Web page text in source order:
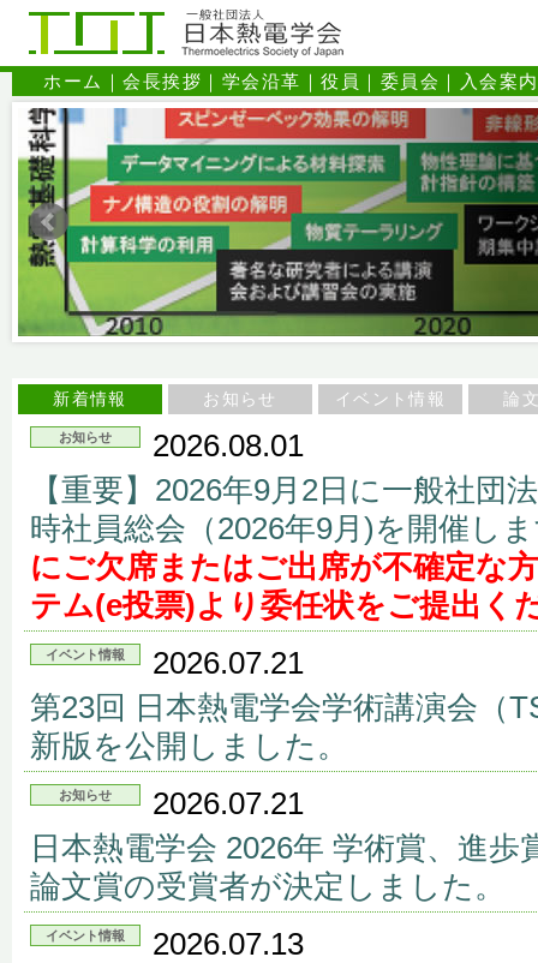
ホーム ｜会長挨拶 ｜ 学会沿革 ｜役員 ｜ 委員会 ｜ 入会案内
新着情報 お知らせ イベント情報 論
お知らせ
2026.08.01
【重要】2026年9月2日に一般社団
時社員総会（2026年9月)を開催し
にご欠席またはご出席が不確定な
テム(e投票)より委任状をご提出く
イベント情報
2026.07.21
第23回 日本熱電学会学術講演会（
新版を公開しました。
お知らせ
2026.07.21
日本熱電学会 2026年 学術賞、進
論文賞の受賞者が決定しました。
イベント情報
2026.07.13